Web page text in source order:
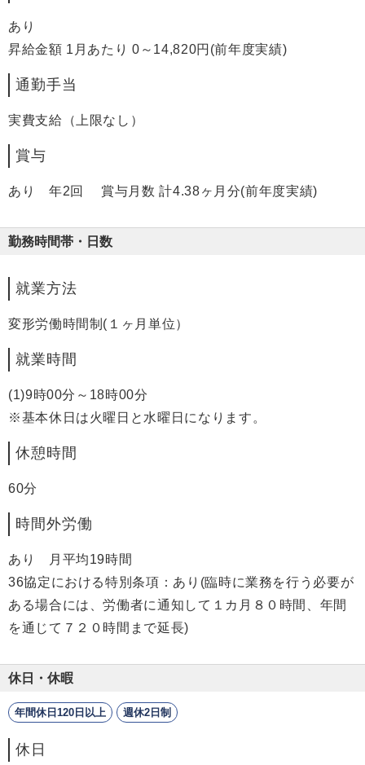
あり
昇給金額 1月あたり 0～14,820円(前年度実績)
通勤手当
実費支給（上限なし）
賞与
あり 年2回 賞与月数 計4.38ヶ月分(前年度実績)
勤務時間帯・日数
就業方法
変形労働時間制(１ヶ月単位）
就業時間
(1)9時00分～18時00分
※基本休日は火曜日と水曜日になります。
休憩時間
60分
時間外労働
あり 月平均19時間
36協定における特別条項：あり(臨時に業務を行う必要が
ある場合には、労働者に通知して１カ月８０時間、年間
を通じて７２０時間まで延長)
休日・休暇
年間休日120日以上 週休2日制
休日